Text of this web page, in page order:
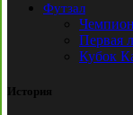
Футзал
Первая
Кубок
История